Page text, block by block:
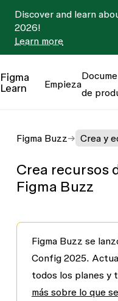
Discover and learn
2026!
Learn more
Figma
Learn
Empieza
de
Figma Buzz Crea y
Crea recursos
Figma Buzz
Figma Buzz se
Config 2025.
todos los planes y
más sobre lo que